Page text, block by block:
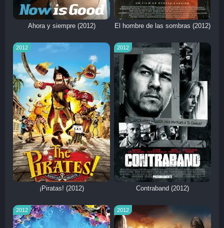
Ahora y siempre (2012) El hombre de las sombras (2012)
2012
¡Piratas! (2012)
2012
Contraband (2012)
2012 2012